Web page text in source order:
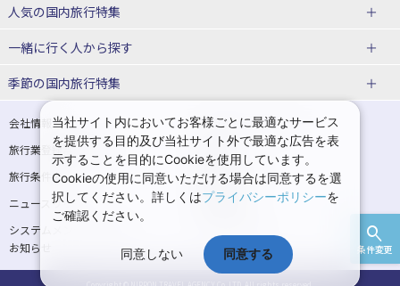
条件変更
富山⇔東京 新幹線パック
東京→仙台 新幹線パック
東京→金沢 新幹線パック
東京⇔軽井沢 新幹線パック 東京→長野 新幹線パック
東京→名古屋 新幹線パック 東京→京都 新幹線パック
東京→大阪（新大阪） 新幹線パッ
ク
東京→神戸（新神戸） 新幹線パッ
ク
東京→岡山 新幹線パック 東京→広島 新幹線パック
東京⇔山口 新幹線パック 東京→福岡（博多） 新幹線パック
山形新幹線 旅行
東海道新幹線 旅行
上越新幹線 旅行
九州新幹線 旅行 西九州新幹線 旅行
特急サンダーバード 旅行
北海道旅行・ツアー
東北
青森旅行・ツアー 岩手旅行・ツアー
宮城旅行・ツアー 秋田旅行・ツアー
山形旅行・ツアー 福島旅行・ツアー
関東
神奈川旅行・ツアー
人気の国内旅行特集
東京ディズニーリゾート®への旅
ユニバーサル・スタジオ・ジャパ
温泉旅行 日帰り旅行
一緒に行く人から探す
一人旅 国内版
カップル・夫婦旅行 国内版 女子旅 国内版
卒業旅行・学生旅行 国内版
季節の国内旅行特集
桜・お花見特集
ゴールデンウィーク（GW）の国内
旅行
夏休み・お盆の国内旅行 7月の国内旅行
8月の国内旅行 9月の国内旅行
10月の国内旅行 11月の国内旅行
紅葉旅行
会社情報
プライバシーポリシー
旅行業登録票・約款
規約集
旅行条件書
商標について
ニュースリリース
採用情報
システムメンテナンスの
お知らせ
当社サイト内においてお客様ごとに最適なサービス
を提供する目的及び当社サイト外で最適な広告を表
示することを目的にCookieを使用しています。
Cookieの使用に同意いただける場合は同意するを選
択してください。詳しくはプライバシーポリシーを
ご確認ください。
同意しない 同意する